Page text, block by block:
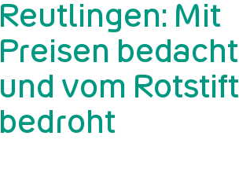
Reutlingen: Mit
Preisen bedacht
und vom Rotstift
bedroht